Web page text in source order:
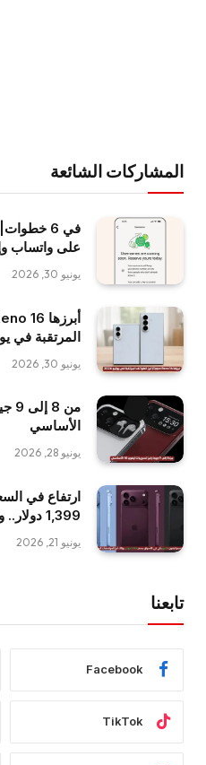
المشاركات الشائعة
في 6
على واتساب
يونيو 30, 2026
المرتقبة في يوليو
يونيو 30, 2026
الأساسي
يونيو 28, 2026
1,399 دولار.. وتِلك أبرز المواصفات المتوقعة
يونيو 21, 2026
تابعنا
Facebook
TikTok